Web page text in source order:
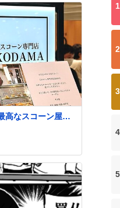
高なスコーン屋さ
思わず買い込んで
パッサパサなほど
1
2
3
4
5